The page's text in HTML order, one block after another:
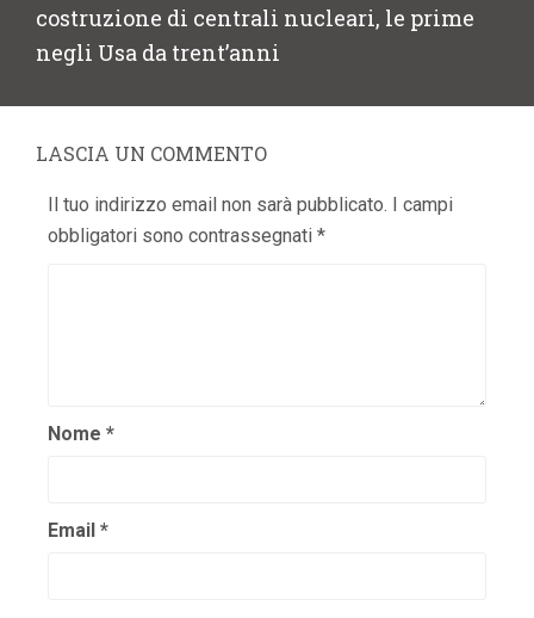
successivo:
costruzione di centrali nucleari, le prime
negli Usa da trent’anni
LASCIA UN COMMENTO
Il tuo indirizzo email non sarà pubblicato. I campi
obbligatori sono contrassegnati *
Nome *
Email *